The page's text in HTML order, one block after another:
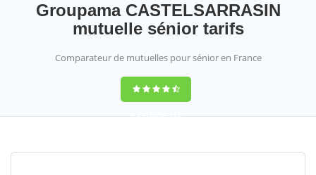
Groupama CASTELSARRASIN
mutuelle sénior tarifs
Comparateur de mutuelles pour sénior en France
9,2(100%)452